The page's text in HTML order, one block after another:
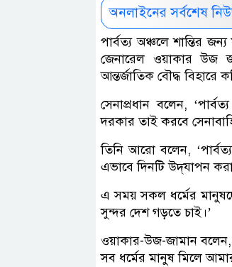
অনলাইনের সর্বশেষ
পার্বত্য অঞ্চলে শান্তির
জেনারেল ওয়াকার উজ
আন্তর্জাতিক বৌদ্ধ বিহারে
সেনাপ্রধান বলেন,
দরকার তাই করবে
তিনি আরো বলেন,
এভাবে দিনটি উদ্‌যাপন
এ সময় সকল ধর্মের
সুন্দর দেশ গড়তে চাই।’
ওয়াকার-উজ-জামান বলেন,
সব ধর্মের মানুষ মিলে